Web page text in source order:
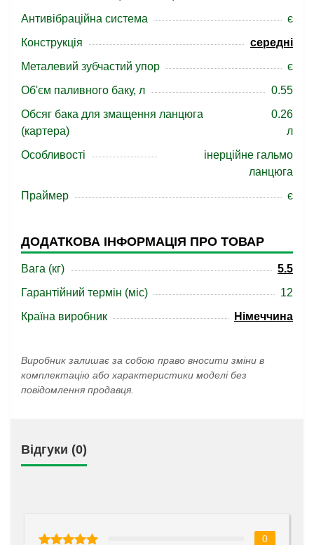
Антивібраційна система
є
Конструкція
середні
Металевий зубчастий упор
є
Об'єм паливного баку, л
0.55
Обсяг бака для змащення ланцюга
(картера)
0.26
л
Особливості
інерційне гальмо
ланцюга
Праймер
є
ДОДАТКОВА ІНФОРМАЦІЯ ПРО ТОВАР
Вага (кг)
5.5
Гарантійний термін (міс)
12
Країна виробник
Німеччина
Виробник залишає за собою право вносити зміни в
комплектацію або характеристики моделі без
повідомлення продавця.
Відгуки (0)
0